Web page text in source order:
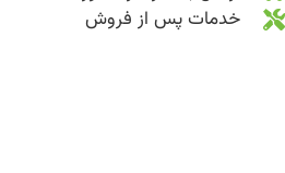
خدمات پس از فروش